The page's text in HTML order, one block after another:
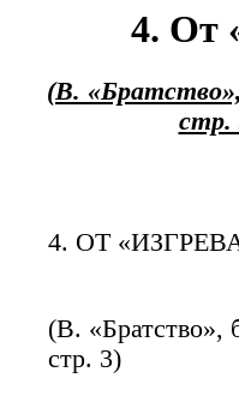
4. От
(В.
стр.
4. ОТ
(В. «Братство»,
стр. 3)